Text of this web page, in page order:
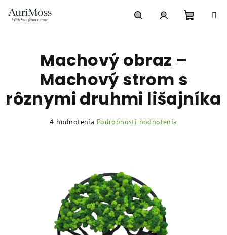
Machový obraz –
Machový strom s
rôznymi druhmi lišajníka
Priemerné
hviezdičiek.
4 hodnotenia Podrobnosti hodnotenia